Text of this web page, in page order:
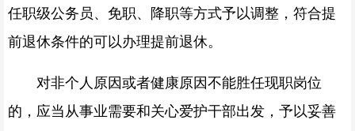
任职级公务员、免职、降职等方式予以调整，符合提
前退休条件的可以办理提前退休。
对非个人原因或者健康原因不能胜任现职岗位
的，应当从事业需要和关心爱护干部出发，予以妥善